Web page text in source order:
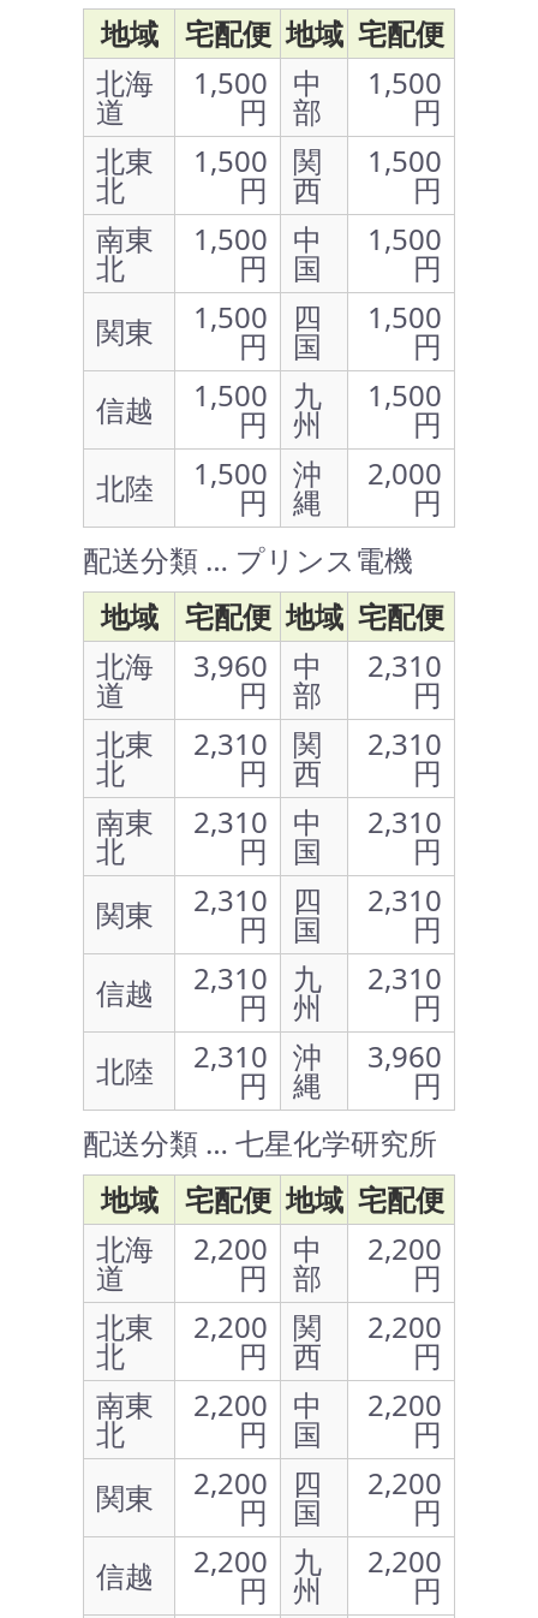
地域
宅配便 地域 宅配便
北海
道
1,500
円
中
部
1,500
円
北東
北
1,500
円
関
西
1,500
円
南東
北
1,500
円
中
国
1,500
円
関東
1,500
円
四
国
1,500
円
信越
1,500
円
九
州
1,500
円
北陸
1,500
円
沖
縄
2,000
円
配送分類 … プリンス電機
地域
宅配便 地域 宅配便
北海
道
3,960
円
中
部
2,310
円
北東
北
2,310
円
関
西
2,310
円
南東
北
2,310
円
中
国
2,310
円
関東
2,310
円
四
国
2,310
円
信越
2,310
円
九
州
2,310
円
北陸
2,310
円
沖
縄
3,960
円
配送分類 … 七星化学研究所
地域
宅配便 地域 宅配便
北海
道
2,200
円
中
部
2,200
円
北東
北
2,200
円
関
西
2,200
円
南東
北
2,200
円
中
国
2,200
円
関東
2,200
円
四
国
2,200
円
信越
2,200
円
九
州
2,200
円